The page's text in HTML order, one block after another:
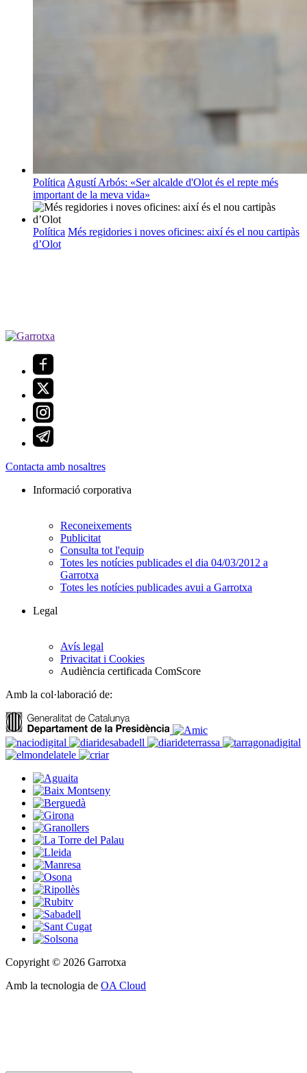
Política Agustí Arbós: «Ser alcalde d'Olot és el repte més
important de la meva vida»
Política Més regidories i noves oficines: així és el nou cartipàs
d’Olot
Contacta amb nosaltres
Informació corporativa
Reconeixements
Publicitat
Consulta tot l'equip
Totes les notícies publicades el dia 04/03/2012 a
Garrotxa
Totes les notícies publicades avui a Garrotxa
Legal
Avís legal
Privacitat i Cookies
Audiència certificada ComScore
Amb la col·laboració de:
Copyright © 2026 Garrotxa
Amb la tecnologia de OA Cloud